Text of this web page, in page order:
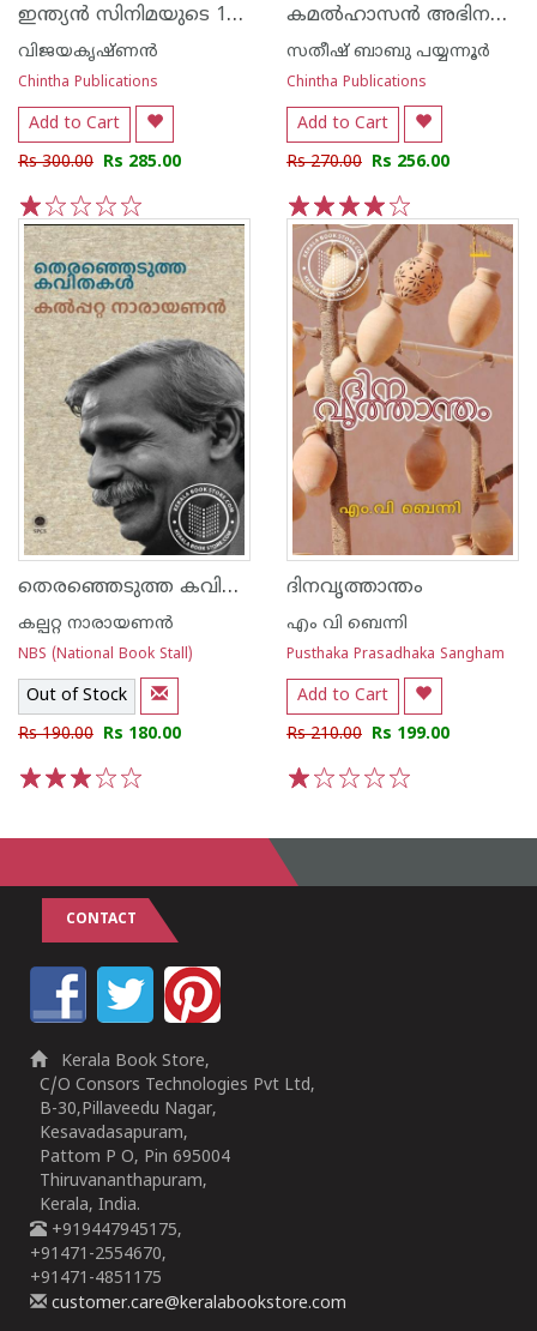
ഇന്ത്യന്‍ സിനിമയുടെ 100 വര്‍ഷങ്ങള്‍ ഇന്ത്യന്‍ സിനിമയുടെ കഥ
വിജയകൃഷ്ണന്‍
Chintha Publications
Add to Cart
Rs 300.00 Rs 285.00
5
4
3
2
1
കമല്‍ഹാസന്‍ അഭിനയിക്കാതെ പോയ ഒരു സിനിമ
സതീഷ് ബാബു പയ്യന്നൂര്‍
Chintha Publications
Add to Cart
Rs 270.00 Rs 256.00
5
4
3
2
1
തെരഞ്ഞെടുത്ത കവിതകൾ
കല്പറ്റ നാരായണന്‍
NBS (National Book Stall)
Out of Stock
Rs 190.00 Rs 180.00
ദിനവൃത്താന്തം
എം വി ബെന്നി
Pusthaka Prasadhaka Sangham
Add to Cart
Rs 210.00 Rs 199.00
CONTACT
Kerala Book Store,
C/O Consors Technologies Pvt Ltd,
B-30,Pillaveedu Nagar,
Kesavadasapuram,
Pattom P O, Pin 695004
Thiruvananthapuram,
Kerala, India.
+919447945175,
+91471-2554670,
+91471-4851175
customer.care@keralabookstore.com